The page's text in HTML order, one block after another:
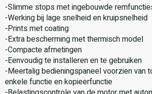
-Slimme stops met ingebouwde
-Werking bij lage snelheid en kruipsnelheid
-Prints met coating
-Extra bescherming met thermisch model
-Compacte afmetingen
-Eenvoudig te installeren en te gebruiken
-Meertalig bedieningspaneel voorzien van
enkele functie en kopieerfunctie